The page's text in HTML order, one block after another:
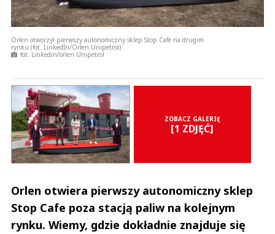
Orlen otworzył pierwszy autonomiczny sklep Stop Cafe na drugim
rynku (fot. LinkedIn/Orlen Unipetrol)
fot. Linkedin/orlen Unipetrol
ZOBACZ GALERIĘ
[1 ZDJĘĆ]
Orlen otwiera pierwszy autonomiczny sklep
Stop Cafe poza stacją paliw na kolejnym
rynku. Wiemy, gdzie dokładnie znajduje się